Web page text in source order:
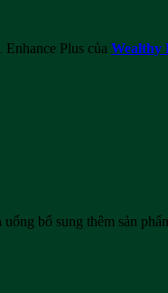
Plus của Wealthy
bổ sung thêm sản